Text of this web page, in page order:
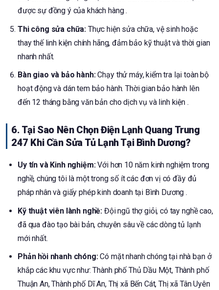
được sự đồng ý của khách hàng .
Thi công sửa chữa: Thực hiện sửa chữa, vệ sinh hoặc
thay thế linh kiện chính hãng, đảm bảo kỹ thuật và thời gian
nhanh nhất.
Bàn giao và bảo hành:Chạy thử máy, kiểm tra lại toàn bộ
hoạt động và dán tem bảo hành. Thời gian bảo hành lên
đến 12 tháng bằng văn bản cho dịch vụ và linh kiện .
6. Tại Sao Nên Chọn Điện Lạnh Quang Trung
247 Khi Cần Sửa Tủ Lạnh Tại Bình Dương?
Uy tín và Kinh nghiệm:Với hơn 10 năm kinh nghiệm trong
nghề, chúng tôi là một trong số ít các đơn vị có đầy đủ
pháp nhân và giấy phép kinh doanh tại Bình Dương .
Kỹ thuật viên lành nghề: Đội ngũ thợ giỏi, có tay nghề cao,
đã qua đào tạo bài bản, chuyên sâu về các dòng tủ lạnh
mới nhất.
Phản hồi nhanh chóng:Có mặt nhanh chóng tại nhà bạn ở
khắp các khu vực như: Thành phố Thủ Dầu Một, Thành phố
Thuận An, Thành phố Dĩ An, Thị xã Bến Cát, Thị xã Tân Uyên